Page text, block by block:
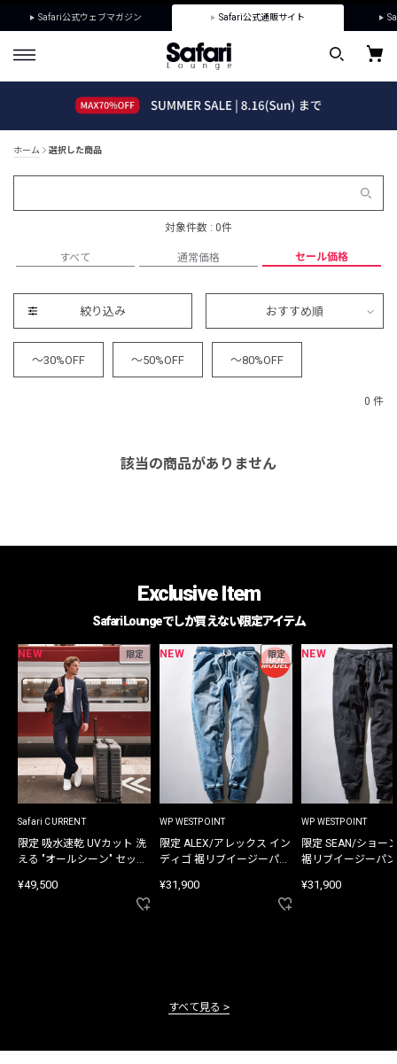
Safari公式ウェブマガジン Safari公式通販サイト
ホーム 選択した商品
対象件数 : 0件
すべて 通常価格 セール価格
絞り込み おすすめ順
～30%OFF ～50%OFF ～80%OFF
0 件
該当の商品がありません
Exclusive Item
Safari Loungeでしか買えない限定アイテム
NEW 限定
Safari CURRENT
限定 吸水速乾 UVカット 洗
える "オールシーン" セット
¥49,500
NEW 限定
WP WESTPOINT
限定 ALEX/アレックス イン
ディゴ 裾リブイージーパン
¥31,900
NEW
WP WESTPOINT
限定 SEAN/ショー
裾リブイージーパ
¥31,900
すべて見る